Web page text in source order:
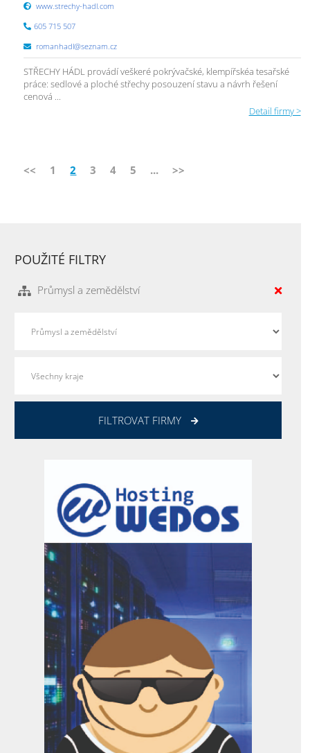
www.strechy-hadl.com
605 715 507
romanhadl@seznam.cz
STŘECHY HÁDL provádí veškeré pokrývačské, klempířskéa tesařské
práce: sedlové a ploché střechy posouzení stavu a návrh řešení
cenová ...
Detail firmy >
<< 1 2 3 4 5 ... >>
POUŽITÉ FILTRY
Průmysl a zemědělství
FILTROVAT FIRMY